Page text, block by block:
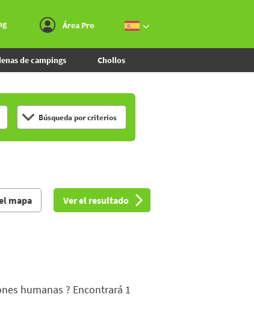
Área Pro
de campings Chollos
Búsqueda por criterios
mapa Ver el resultado
humanas ? Encontrará 1